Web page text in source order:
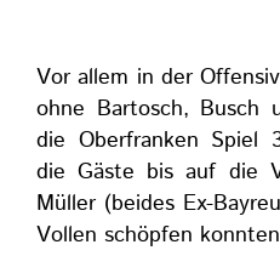
Vor allem in der
ohne Bartosch, Busch
die Oberfranken Spiel
die Gäste bis auf die
Müller (beides Ex-
Vollen schöpfen